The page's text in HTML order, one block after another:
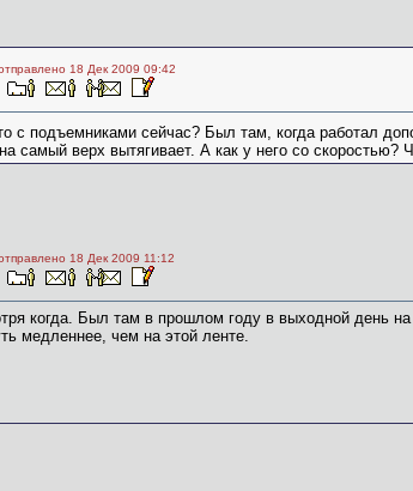
отправлено 18 Дек 2009 09:42
с подъемниками сейчас? Был там, когда работал
самый верх вытягивает. А как у него со скоростью?
отправлено 18 Дек 2009 11:12
когда. Был там в прошлом году в выходной день
медленнее, чем на этой ленте.